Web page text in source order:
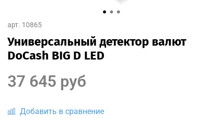
арт. 10865
Универсальный детектор валют
DoCash BIG D LED
Добавить в сравнение
37 645 руб